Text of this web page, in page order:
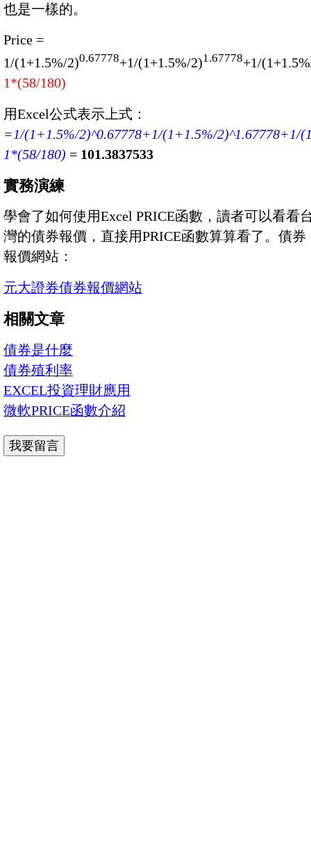
也是一樣的。
Price =
1/(1+1.5%/2)0.67778+1/(1+1.5%/2)1.67778+1/
1*(58/180)
用Excel公式表示上式：
=1/(1+1.5%/2)^0.67778+1/(1+1.5%/2)^1.67778+1/
1*(58/180) = 101.3837533
實務演練
學會了如何使用Excel PRICE函數，讀者可以看看
灣的債券報價，直接用PRICE函數算算看了。債券
報價網站：
元大證券債券報價網站
相關文章
債券是什麼
債券殖利率
EXCEL投資理財應用
微軟PRICE函數介紹